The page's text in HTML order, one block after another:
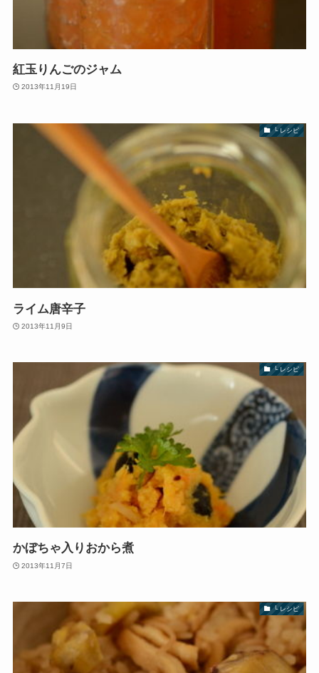
紅玉りんごのジャム
2013年11月19日
└ レシピ
ライム唐辛子
2013年11月9日
└ レシピ
かぼちゃ入りおから煮
2013年11月7日
└ レシピ